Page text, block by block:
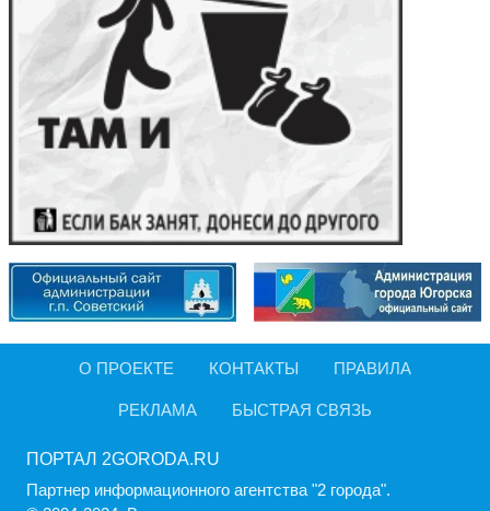
О ПРОЕКТЕ КОНТАКТЫ ПРАВИЛА
РЕКЛАМА БЫСТРАЯ СВЯЗЬ
ПОРТАЛ 2GORODA.RU
Партнер информационного агентства "2 города".